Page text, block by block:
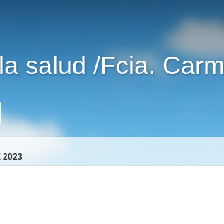
salud /Fcia.
2023